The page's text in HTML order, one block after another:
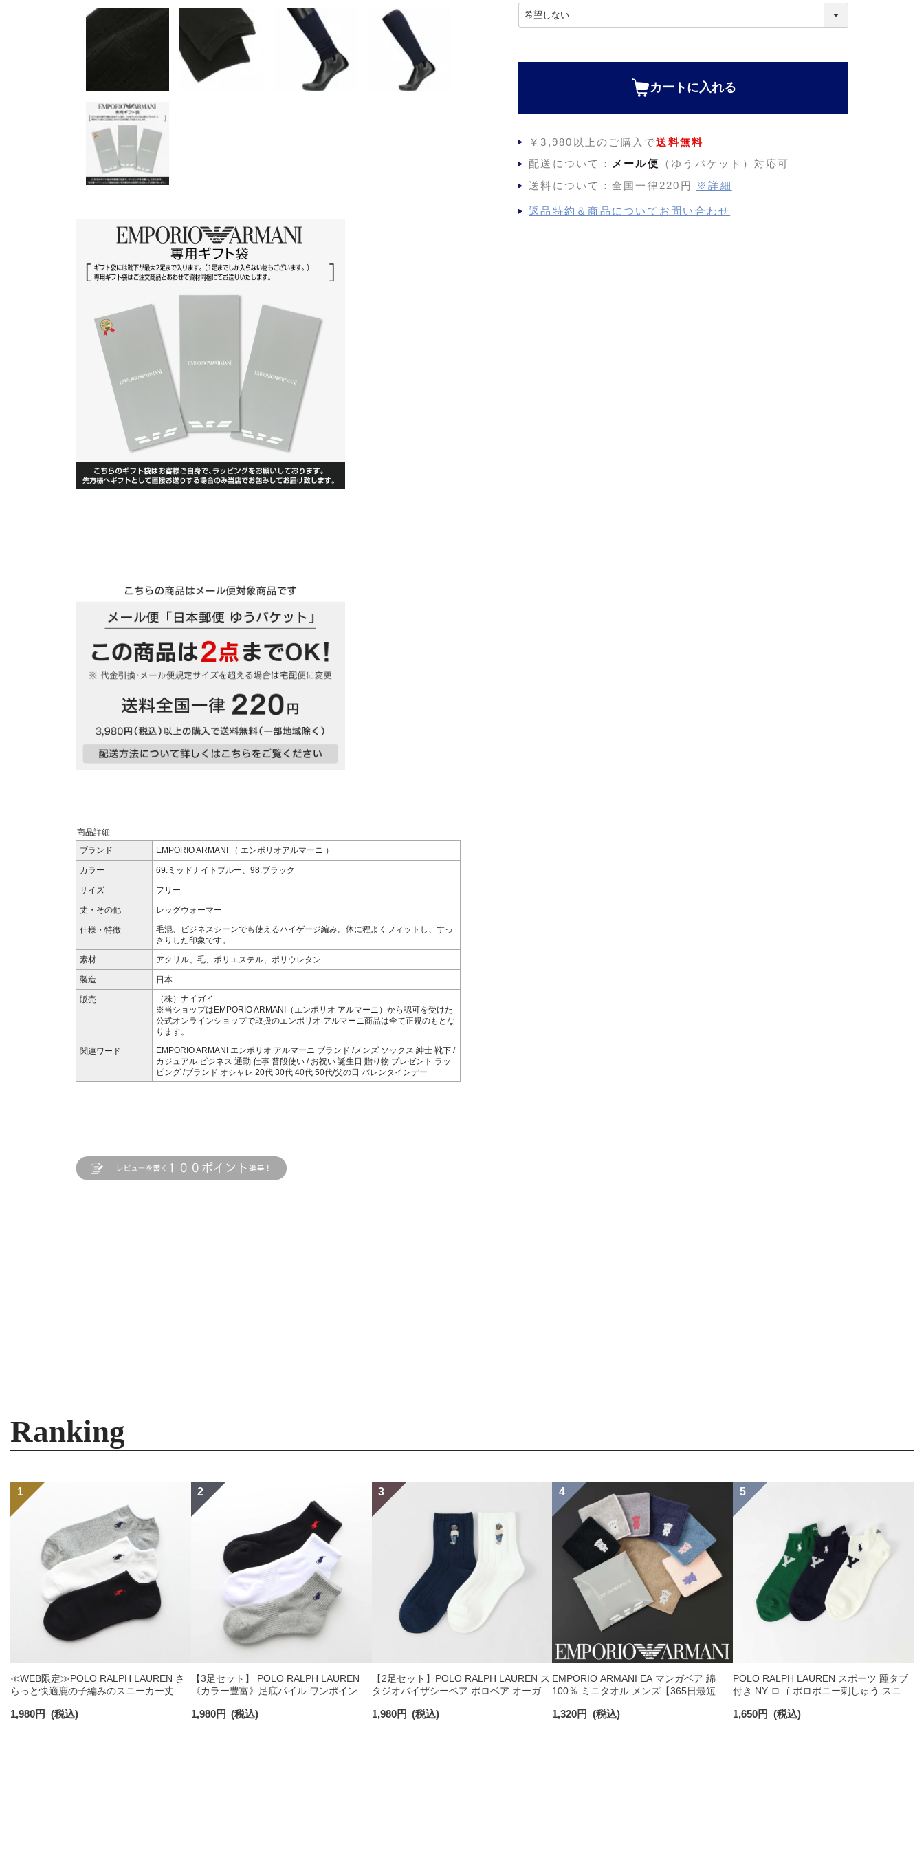
商品詳細
ブランド
EMPORIO ARMANI （ エンポリオアルマーニ ）
カラー 69.ミッドナイトブルー、98.ブラック
サイズ フリー
丈・その他 レッグウォーマー
仕様・特徴
毛混、ビジネスシーンでも使えるハイゲージ編み。体に程よくフィットし、すっ
きりした印象です。
素材
アクリル、毛、ポリエステル、ポリウレタン
製造 日本
販売
（株）ナイガイ
※当ショップはEMPORIO ARMANI（エンポリオ アルマーニ）から認可を受けた
公式オンラインショップで取扱のエンポリオ アルマーニ商品は全て正規のもとな
ります。
関連ワード
EMPORIO ARMANI エンポリオ アルマーニ ブランド /メンズ ソックス 紳士 靴下 /
カジュアル ビジネス 通勤 仕事 普段使い / お祝い 誕生日 贈り物 プレゼント ラッ
ピング /ブランド オシャレ 20代 30代 40代 50代/父の日 バレンタインデー
カートに入れる
￥3,980以上のご購入で送料無料
配送について： メール便
（ゆうパケット）対応可
送料について：全国一律220円
※詳細
返品特約＆商品についてお問い合わせ
Ranking
≪WEB限定≫POLO RALPH LAUREN さ
らっと快適鹿の子編みのスニーカー丈ソ
ズ レディース 92022800
1,980円 (税込)
【3足セット】 POLO RALPH LAUREN
《カラー豊富》足底パイル ワンポイント
ンズ 92009604
1,980円 (税込)
【2足セット】POLO RALPH LAUREN ス
タジオバイザシーベア ポロベア オーガニ
ンズ レディース 92009650
1,980円 (税込)
EMPORIO ARMANI EA マンガベア 綿
100％ ミニタオル メンズ【365日最短翌
1,320円 (税込)
POLO RALPH LAUREN スポーツ 踵タブ
付き NY ロゴ ポロポニー刺しゅう スニー
ソックス 02022328
1,650円 (税込)